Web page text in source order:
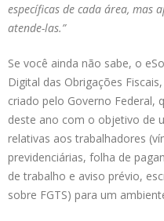
específicas de cada área, mas
atende-las.”
Se você ainda não sabe, o
Digital das Obrigações
criado pelo Governo Federal,
deste ano com o objetivo de
relativas aos trabalhadores
previdenciárias, folha de
de trabalho e aviso prévio,
sobre FGTS) para um